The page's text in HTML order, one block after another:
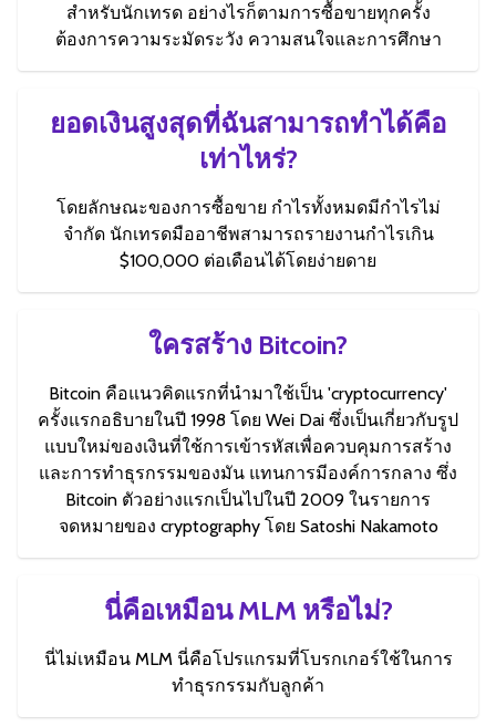
สำหรับนักเทรด อย่างไรก็ตามการซื้อขายทุกครั้ง
ต้องการความระมัดระวัง ความสนใจและการศึกษา
ยอดเงินสูงสุดที่ฉันสามารถทำได้คือ
เท่าไหร่?
โดยลักษณะของการซื้อขาย กำไรทั้งหมดมีกำไรไม่
จำกัด นักเทรดมืออาชีพสามารถรายงานกำไรเกิน
$100,000 ต่อเดือนได้โดยง่ายดาย
ใครสร้าง Bitcoin?
Bitcoin คือแนวคิดแรกที่นำมาใช้เป็น 'cryptocurrency'
ครั้งแรกอธิบายในปี 1998 โดย Wei Dai ซึ่งเป็นเกี่ยวกับรูป
แบบใหม่ของเงินที่ใช้การเข้ารหัสเพื่อควบคุมการสร้าง
และการทำธุรกรรมของมัน แทนการมีองค์การกลาง ซึ่ง
Bitcoin ตัวอย่างแรกเป็นไปในปี 2009 ในรายการ
จดหมายของ cryptography โดย Satoshi Nakamoto
นี่คือเหมือน MLM หรือไม่?
นี่ไม่เหมือน MLM นี่คือโปรแกรมที่โบรกเกอร์ใช้ในการ
ทำธุรกรรมกับลูกค้า